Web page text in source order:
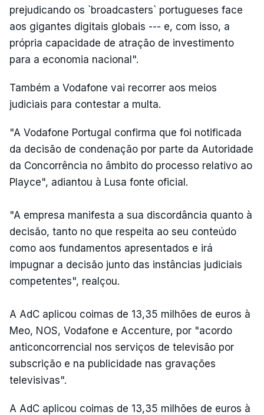
prejudicando os `broadcasters` portugueses face
aos gigantes digitais globais --- e, com isso, a
própria capacidade de atração de investimento
para a economia nacional".
Também a Vodafone vai recorrer aos meios
judiciais para contestar a multa.
"A Vodafone Portugal confirma que foi notificada
da decisão de condenação por parte da Autoridade
da Concorrência no âmbito do processo relativo ao
Playce", adiantou à Lusa fonte oficial.
"A empresa manifesta a sua discordância quanto à
decisão, tanto no que respeita ao seu conteúdo
como aos fundamentos apresentados e irá
impugnar a decisão junto das instâncias judiciais
competentes", realçou.
A AdC aplicou coimas de 13,35 milhões de euros à
Meo, NOS, Vodafone e Accenture, por "acordo
anticoncorrencial nos serviços de televisão por
subscrição e na publicidade nas gravações
televisivas".
A AdC aplicou coimas de 13,35 milhões de euros à